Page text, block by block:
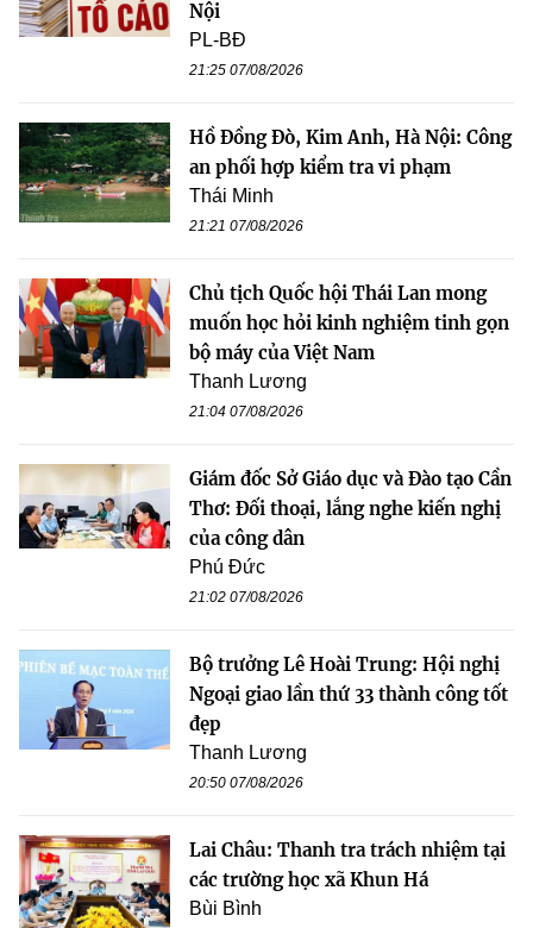
Nội
PL-BĐ
21:25 07/08/2026
Hồ Đồng Đò, Kim Anh, Hà Nội: Công
an phối hợp kiểm tra vi phạm
Thái Minh
21:21 07/08/2026
Chủ tịch Quốc hội Thái Lan mong
muốn học hỏi kinh nghiệm tinh gọn
bộ máy của Việt Nam
Thanh Lương
21:04 07/08/2026
Giám đốc Sở Giáo dục và Đào tạo Cần
Thơ: Đối thoại, lắng nghe kiến nghị
của công dân
Phú Đức
21:02 07/08/2026
Bộ trưởng Lê Hoài Trung: Hội nghị
Ngoại giao lần thứ 33 thành công tốt
đẹp
Thanh Lương
20:50 07/08/2026
Lai Châu: Thanh tra trách nhiệm tại
các trường học xã Khun Há
Bùi Bình